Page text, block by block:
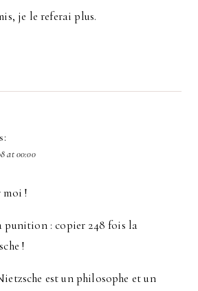
je le referai plus.
at 00:00
!
punition : copier 248 fois la
!
est un philosophe et un